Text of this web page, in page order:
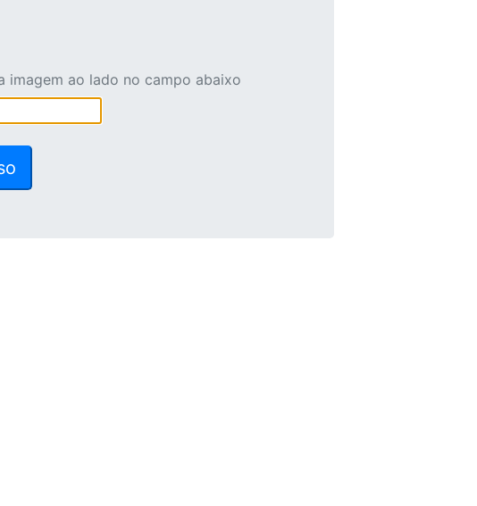
imagem ao lado no campo abaixo